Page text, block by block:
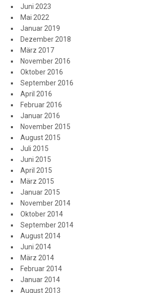
Juni 2023
Mai 2022
Januar 2019
Dezember 2018
März 2017
November 2016
Oktober 2016
September 2016
April 2016
Februar 2016
Januar 2016
November 2015
August 2015
Juli 2015
Juni 2015
April 2015
März 2015
Januar 2015
November 2014
Oktober 2014
September 2014
August 2014
Juni 2014
März 2014
Februar 2014
Januar 2014
August 2013